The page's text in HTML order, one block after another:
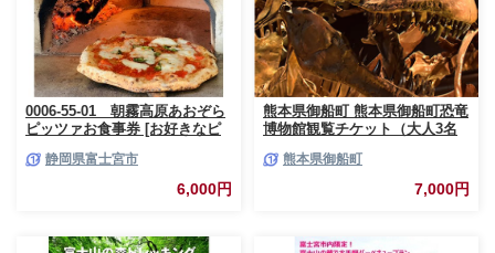
0006-55-01 朝霧高原あおぞら
ピッツァお食事券 [お好きなピ
静岡県富士宮市
6,000円
熊本県御船町 熊本県御船町恐竜
博物館観覧チケット（大人3名
日祝除く)》 熊本県御船町恐竜
熊本県御船町
7,000円